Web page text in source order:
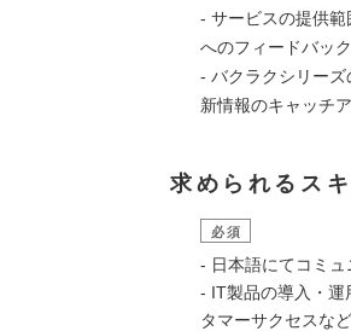
- サービスの提供
へのフィードバック
- バクラクシリー
新情報のキャッチ
求められるス
必須
- 日本語にてコミ
- IT製品の導入・運
タマーサクセスなど